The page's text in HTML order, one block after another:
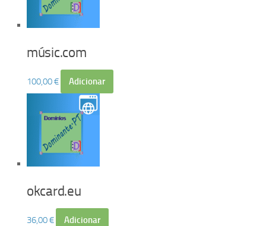
músic.com
100,00€ Adicionar
okcard.eu
36,00€ Adicionar